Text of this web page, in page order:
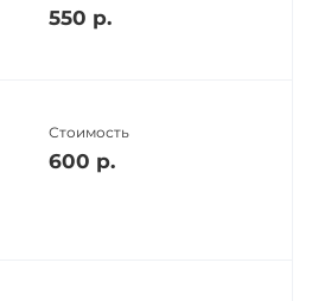
550 р.
Стоимость
600 р.